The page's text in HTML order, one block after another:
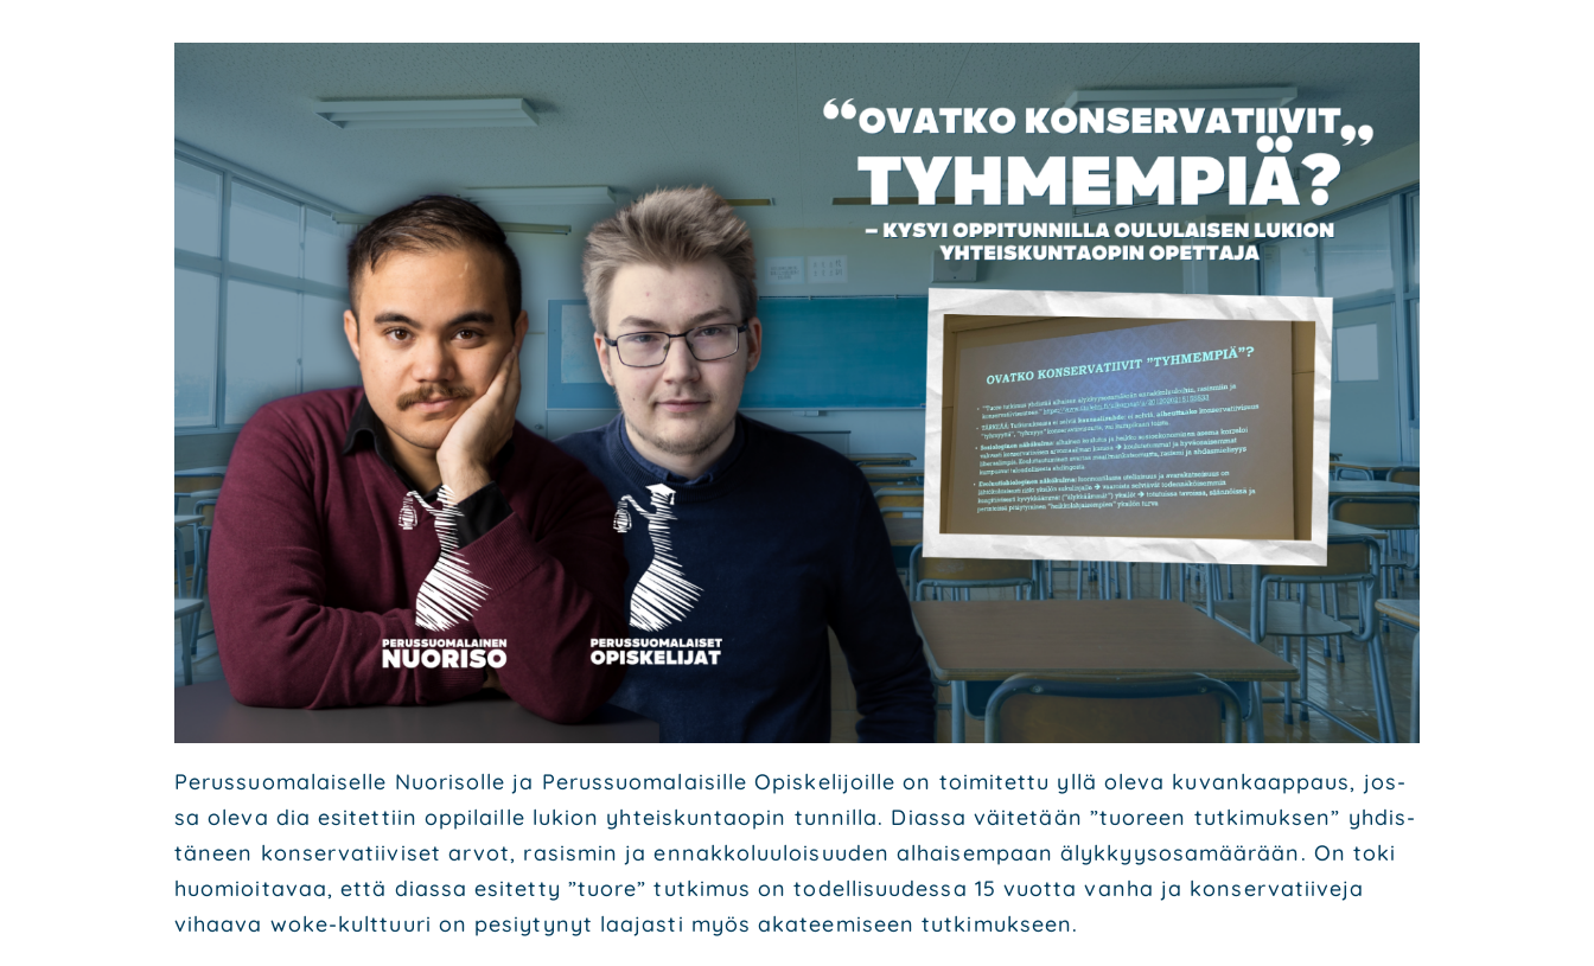
Perus­suo­ma­lai­sel­le Nuo­ri­sol­le ja Perus­suo­ma­lai­sil­le Opis­ke­li­joil­le on toi­mi­tet­tu yllä ole­va kuvan­kaap­paus, jos­
sa ole­va dia esi­tet­tiin oppi­lail­le lukion yhteis­kun­tao­pin tun­nil­la. Dias­sa väi­te­tään ”tuo­reen tut­ki­muk­sen” yhdis­
tä­neen kon­ser­va­tii­vi­set arvot, rasis­min ja ennak­ko­luu­loi­suu­den alhai­sem­paan älyk­kyys­osa­mää­rään. On toki
huo­mioi­ta­vaa, että dias­sa esi­tet­ty ”tuo­re” tut­ki­mus on todel­li­suu­des­sa 15 vuot­ta van­ha ja kon­ser­va­tii­ve­ja
vihaa­va woke-kult­tuu­ri on pesiy­ty­nyt laa­jas­ti myös aka­tee­mi­seen tut­ki­muk­seen.